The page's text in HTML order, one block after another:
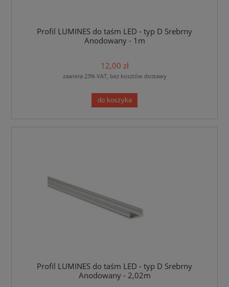
Profil LUMINES do taśm LED - typ D Srebrny
Anodowany - 1m
12,00 zł
zawiera 23% VAT, bez kosztów dostawy
do koszyka
Profil LUMINES do taśm LED - typ D Srebrny
Anodowany - 2,02m